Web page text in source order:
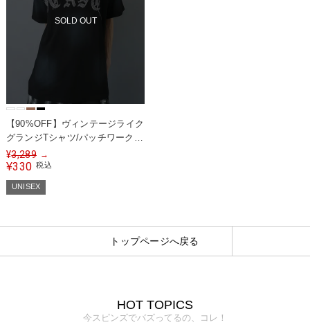
SOLD OUT
【90%OFF】ヴィンテージライク
グランジTシャツ/パッチワークロ
ゴ
¥3,289 →
¥330 税込
UNISEX
トップページへ戻る
HOT TOPICS
今スピンズでバズってるの、コレ！